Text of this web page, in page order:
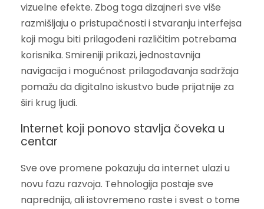
vizuelne efekte. Zbog toga dizajneri sve više
razmišljaju o pristupačnosti i stvaranju interfejsa
koji mogu biti prilagođeni različitim potrebama
korisnika. Smireniji prikazi, jednostavnija
navigacija i mogućnost prilagođavanja sadržaja
pomažu da digitalno iskustvo bude prijatnije za
širi krug ljudi.
Internet koji ponovo stavlja čoveka u
centar
Sve ove promene pokazuju da internet ulazi u
novu fazu razvoja. Tehnologija postaje sve
naprednija, ali istovremeno raste i svest o tome